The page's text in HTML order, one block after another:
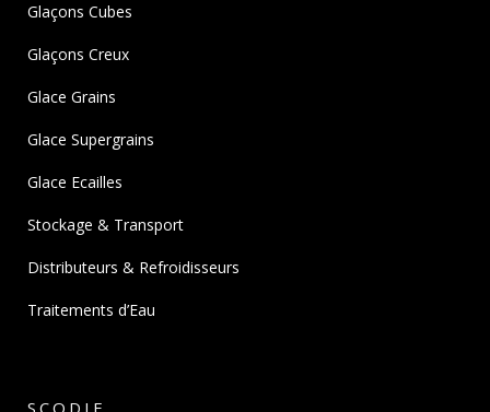
Glaçons Cubes
Glaçons Creux
Glace Grains
Glace Supergrains
Glace Ecailles
Stockage & Transport
Distributeurs & Refroidisseurs
Traitements d’Eau
SCODIF